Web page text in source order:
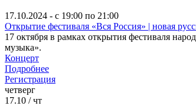
17.10.2024 - с 19:00 по 21:00
Открытие фестиваля «Вся Россия» | новая
17 октября в рамках открытия фестиваля
музыка».
Концерт
Подробнее
Регистрация
четверг
17.10 / чт